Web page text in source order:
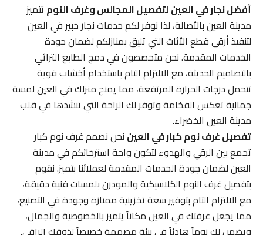
أفضل نجار في العين لتفصيل المجالس وغرف النومتتميز
مدينة العين بالأصالة، لذا نوفر لكم خدمات نجار خبير في العين
لتنفيذ أرقى قطع الأثاث التي تليق بمنازلكم لضمان جودة
الخدمات المقدمة. نحن متخصصون في دمج الطابع التراثي
بالتصاميم الحديثة، مع الالتزام التام باستخدام أخشاب قوية
تتحمل درجات الحرارة المرتفعة، مما يمنح منزلك في العين لمسة
جمالية تعكس الفخامة وتوفر لك الراحة التي تنشدها في قلب
مدينة العين الخضراء.
تفصيل غرف نوم كبار في العيننحن نصمم غرف نوم كبار
تجمع بين الرقي والهدوء لتكون واحة استرخائكم في مدينة
العين لضمان جودة الخدمات المقدمة لعملائنا بتميز. نقوم
بتفصيل غرف النوم الكلاسيكية والمودرن بلمسات فنية دقيقة،
مع الالتزام التام بتوفير سعة تخزينية ممتازة وجودة في التصنيع،
مما يجعل غرفتك في العين مكاناً يتميز بالخصوصية والجمال،